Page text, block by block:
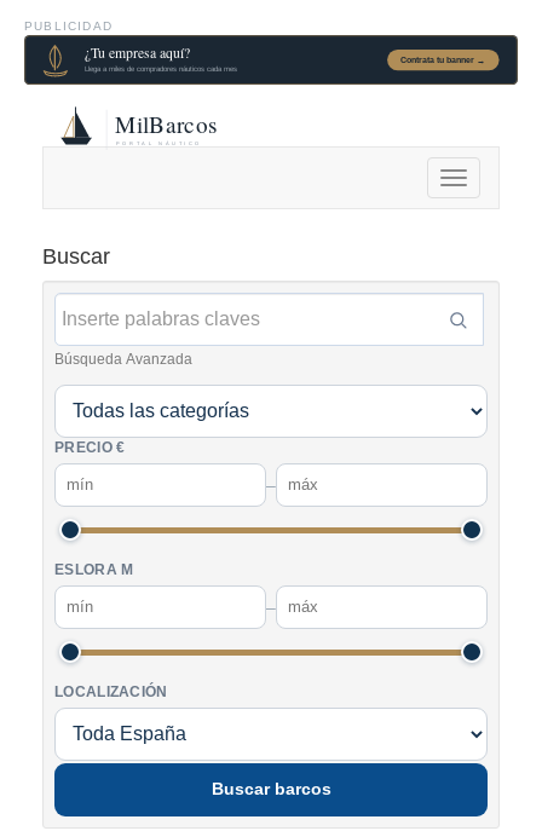
PUBLICIDAD
Alternar
navegación
Buscar
Búsqueda Avanzada
PRECIO €
–
ESLORA M
–
LOCALIZACIÓN
Buscar barcos